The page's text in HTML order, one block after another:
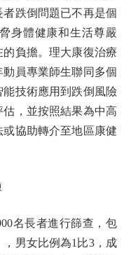
跌倒問題已不再是個
身體健康和生活尊嚴
負擔。理大康復治療
員專業師生聯同多個
技術應用到跌倒風險
，並按照結果為中高
協助轉介至地區康健
名長者進行篩查，包
男女比例為1比3，成